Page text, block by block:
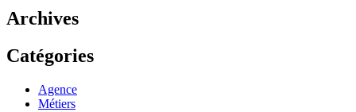
Archives
Catégories
Agence
Métiers